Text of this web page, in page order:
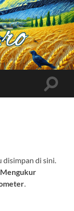
Toggle
di sini.
Mengukur